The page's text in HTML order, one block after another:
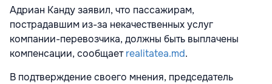
Адриан Канду заявил, что пассажирам,
пострадавшим из-за некачественных услуг
компании-перевозчика, должны быть выплачены
компенсации, сообщаетrealitatea.md.
В подтверждение своего мнения, председатель